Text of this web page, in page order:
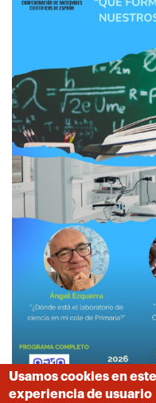
Usamos cookies en
experiencia de usuario